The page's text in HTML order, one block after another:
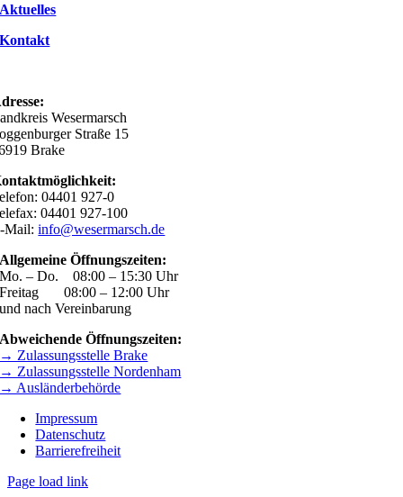
Aktuelles
Kontakt
Wesermarsch
Straße 15
Brake
04401 927-0
04401 927-100
Mail:info@wesermarsch.de
Allgemeine Öffnungszeiten:
Mo. – Do. 08:00 – 15:30 Uhr
Freitag 08:00 – 12:00 Uhr
und nach Vereinbarung
Abweichende Öffnungszeiten:
→ Zulassungsstelle Brake
→ Zulassungsstelle Nordenham
→ Ausländerbehörde
Impressum
Datenschutz
Barrierefreiheit
Page load link